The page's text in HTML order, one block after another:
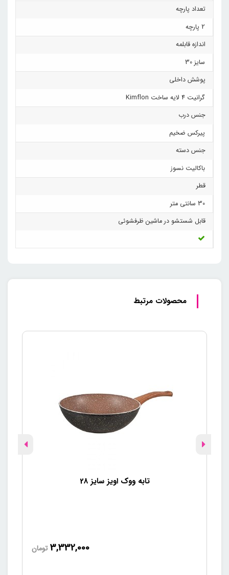
تعداد پارچه
2 پارچه
اندازه قابلمه
سایز 30
پوشش داخلی
گرانیت 4 لایه ساخت Kimflon
جنس درب
پیرکس ضخیم
جنس دسته
باکالیت نسوز
قطر
30 سانتی متر
قابل شستشو در ماشین ظرفشوئی
محصولات مرتبط
تابه ووک اویز سایز 28
3,332,000 تومان